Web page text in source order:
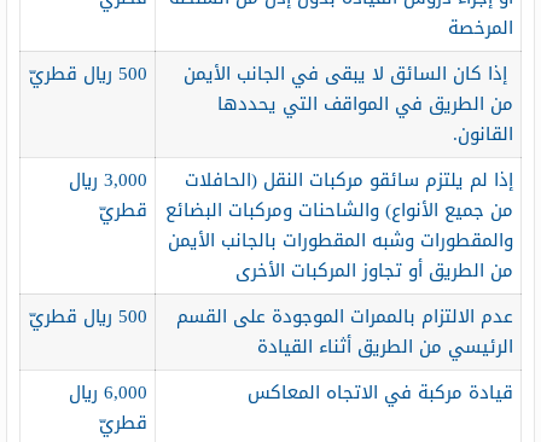
المرخصة
إذا كان السائق لا يبقى في الجانب الأيمن
من الطريق في المواقف التي يحددها
القانون.
500 ريال قطريّ
إذا لم يلتزم سائقو مركبات النقل (الحافلات
من جميع الأنواع) والشاحنات ومركبات البضائع
والمقطورات وشبه المقطورات بالجانب الأيمن
من الطريق أو تجاوز المركبات الأخرى
3,000 ريال
قطريّ
عدم الالتزام بالممرات الموجودة على القسم
الرئيسي من الطريق أثناء القيادة
500 ريال قطريّ
قيادة مركبة في الاتجاه المعاكس
6,000 ريال
قطريّ